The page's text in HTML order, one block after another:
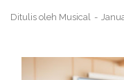
Ditulis oleh Musical